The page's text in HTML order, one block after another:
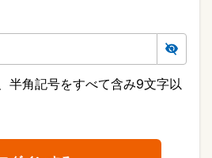
半角記号をすべて含み9文字以